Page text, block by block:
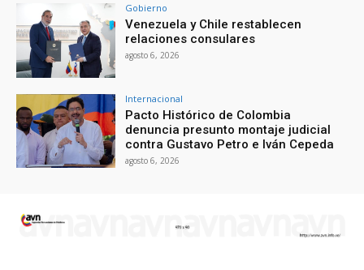
Gobierno
Venezuela y Chile restablecen
relaciones consulares
agosto 6, 2026
Internacional
Pacto Histórico de Colombia
denuncia presunto montaje judicial
contra Gustavo Petro e Iván Cepeda
agosto 6, 2026